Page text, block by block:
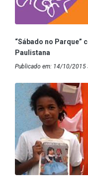
“Sábado no Parque”
Paulistana
Publicado em: 14/10/2015